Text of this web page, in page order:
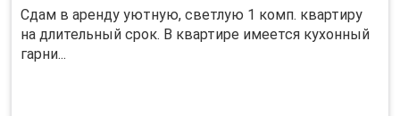
Сдам в аренду уютную, светлую 1 комп. квартиру
на длительный срок. В квартире имеется кухонный
гарни...